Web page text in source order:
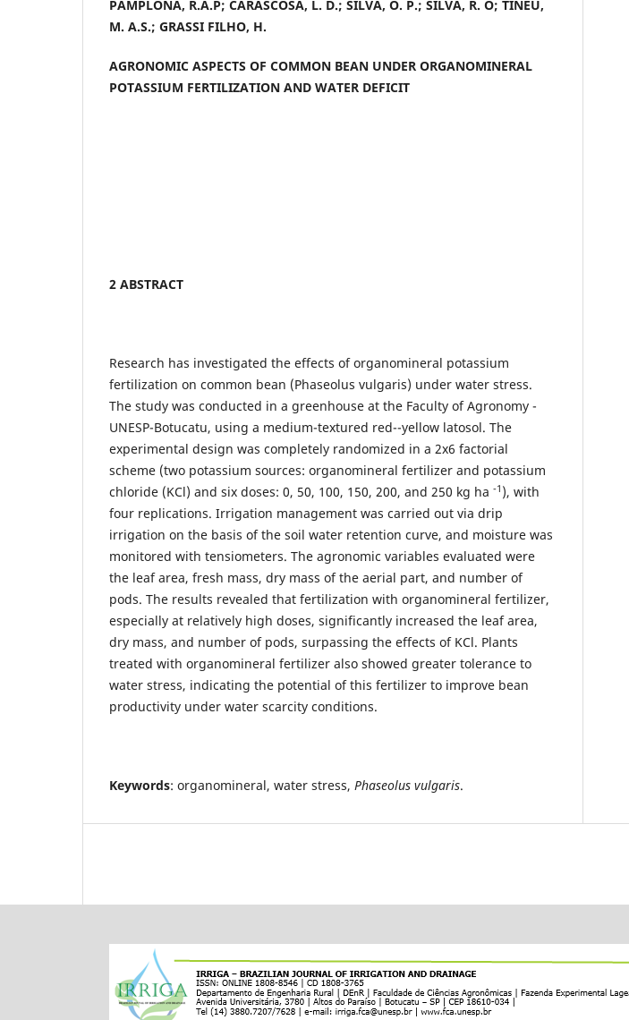
PAMPLONA, R.A.P; CARASCOSA, L. D.; SILVA, O. P.; SILVA, R. O; TINEU,
M. A.S.; GRASSI FILHO, H.
AGRONOMIC ASPECTS OF COMMON BEAN UNDER ORGANOMINERAL
POTASSIUM FERTILIZATION AND WATER DEFICIT
2 ABSTRACT
Research has investigated the effects of organomineral potassium
fertilization on common bean (Phaseolus vulgaris) under water stress.
The study was conducted in a greenhouse at the Faculty of Agronomy -
UNESP-Botucatu, using a medium-textured red--yellow latosol. The
experimental design was completely randomized in a 2x6 factorial
scheme (two potassium sources: organomineral fertilizer and potassium
chloride (KCl) and six doses: 0, 50, 100, 150, 200, and 250 kg ha -1 ), with
four replications. Irrigation management was carried out via drip
irrigation on the basis of the soil water retention curve, and moisture was
monitored with tensiometers. The agronomic variables evaluated were
the leaf area, fresh mass, dry mass of the aerial part, and number of
pods. The results revealed that fertilization with organomineral fertilizer,
especially at relatively high doses, significantly increased the leaf area,
dry mass, and number of pods, surpassing the effects of KCl. Plants
treated with organomineral fertilizer also showed greater tolerance to
water stress, indicating the potential of this fertilizer to improve bean
productivity under water scarcity conditions.
Keywords: organomineral, water stress, Phaseolus vulgaris.